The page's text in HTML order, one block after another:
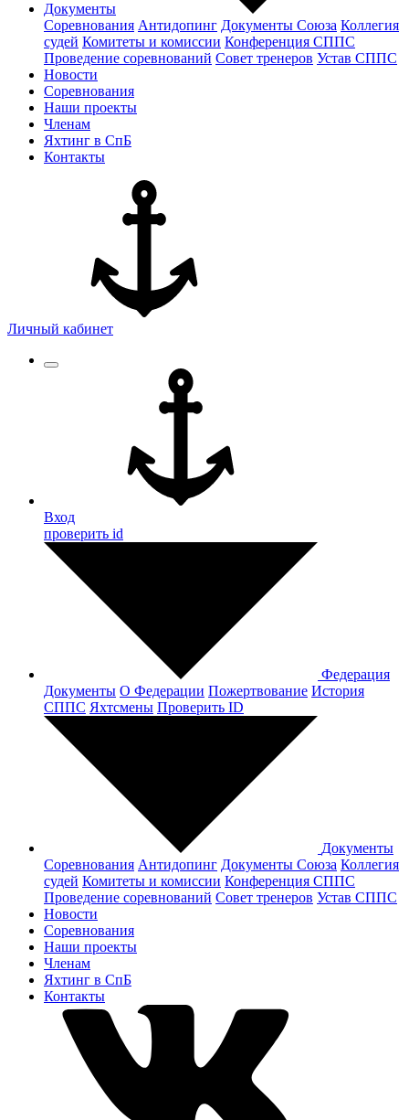
Документы
Соревнования Антидопинг Документы Cоюза Коллегия
судей Комитеты и комиссии Конференция СППС
Проведение соревнований Совет тренеров Устав СППС
Новости
Соревнования
Наши проекты
Членам
Яхтинг в СпБ
Контакты
Личный кабинет
Вход
проверить id
Федерация
Документы О Федерации Пожертвование История
СППС Яхтсмены Проверить ID
Документы
Соревнования Антидопинг Документы Cоюза Коллегия
судей Комитеты и комиссии Конференция СППС
Проведение соревнований Совет тренеров Устав СППС
Новости
Соревнования
Наши проекты
Членам
Яхтинг в СпБ
Контакты